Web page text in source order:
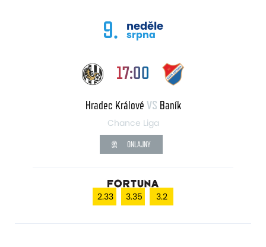
9. neděle
srpna
17:00
Hradec Králové VS Baník
Chance Liga
ONLAJNY
2.33 3.35 3.2